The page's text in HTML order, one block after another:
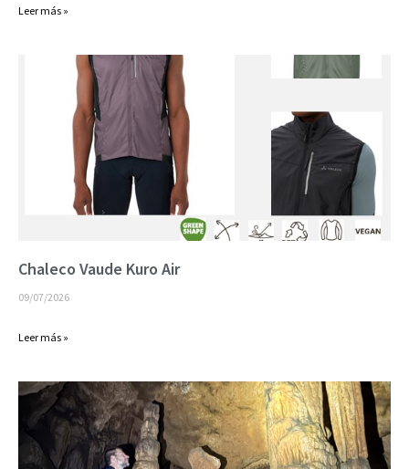
Leer más »
Chaleco Vaude Kuro Air
09/07/2026
Leer más »